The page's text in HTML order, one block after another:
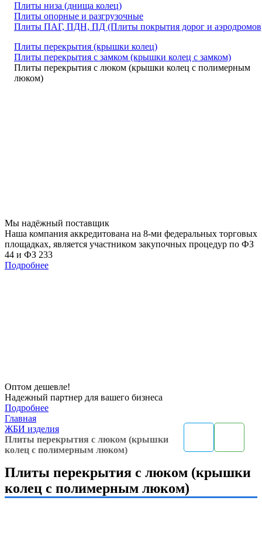
Плиты низа (днища колец)
Плиты опорные и разгрузочные
Плиты ПАГ, ПДН, ПД (Плиты покрытия дорог и
Плиты перекрытия (крышки колец)
Плиты перекрытия с замком (крышки колец с замком)
Плиты перекрытия с люком (крышки колец с полимерным
люком)
Мы надёжный поставщик
Наша компания аккредитована на 8-ми федеральных торговых
площадках, является участником закупочных процедур по ФЗ
44 и ФЗ 233
Подробнее
Оптом дешевле!
Надежный партнер для вашего бизнеса
Подробнее
Главная
ЖБИ изделия
Плиты перекрытия с люком (крышки
колец с полимерным люком)
Плиты перекрытия с люком (крышки
колец с полимерным люком)